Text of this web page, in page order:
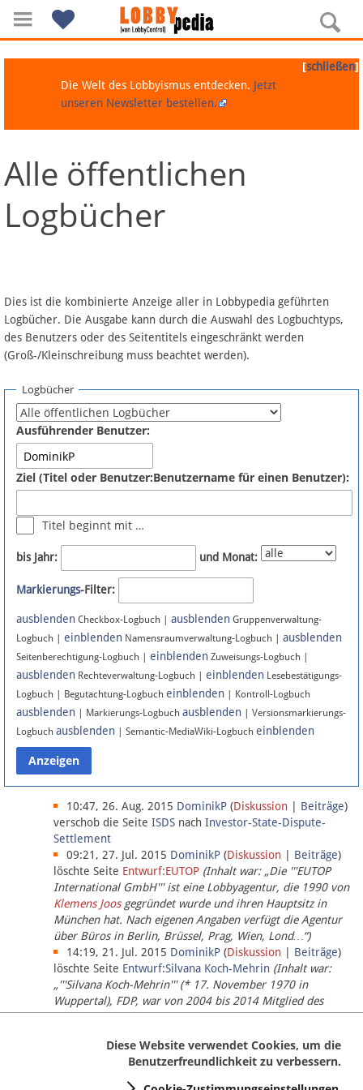
Navigation
Über Lobbypedia
Artikel nach Kategorien
FAQ
Fördermitglied werden
Fehler melden
Newsletter
Bluesky
Facebook
Instagram
Anmelden
Datenschutz
Über Lobbypedia
Impressum
[schließen]
Die Welt des Lobbyismus entdecken. Jetzt
unseren Newsletter bestellen.
Alle öffentlichen
Logbücher
Dies ist die kombinierte Anzeige aller in Lobbypedia geführten
Logbücher. Die Ausgabe kann durch die Auswahl des Logbuchtyps,
des Benutzers oder des Seitentitels eingeschränkt werden
(Groß-/Kleinschreibung muss beachtet werden).
Logbücher
Ausführender Benutzer:
Ziel (Titel oder Benutzer:Benutzername für einen Benutzer):
Titel beginnt mit …
bis Jahr: und Monat:
Markierungs-Filter:
ausblenden Checkbox-Logbuch | ausblenden Gruppenverwaltung-
Logbuch | einblenden Namensraumverwaltung-Logbuch | ausblenden
Seitenberechtigung-Logbuch | einblenden Zuweisungs-Logbuch |
ausblenden Rechteverwaltung-Logbuch | einblenden Lesebestätigungs-
Logbuch | Begutachtung-Logbuch einblenden | Kontroll-Logbuch
ausblenden | Markierungs-Logbuch ausblenden | Versionsmarkierungs-
Logbuch ausblenden | Semantic-MediaWiki-Logbuch einblenden
10:47, 26. Aug. 2015 DominikP (Diskussion Beiträge)
verschob die Seite ISDS nach Investor-State-Dispute-
Settlement
09:21, 27. Jul. 2015 DominikP (Diskussion Beiträge)
löschte Seite Entwurf:EUTOP (Inhalt war: „Die '''EUTOP
International GmbH''' ist eine Lobbyagentur, die 1990 von
Klemens Joosgegründet wurde und ihren Hauptsitz in
München hat. Nach eigenen Angaben verfügt die Agentur
über Büros in Berlin, Brüssel, Prag, Wien, Lond…“)
14:19, 21. Jul. 2015 DominikP (Diskussion Beiträge)
löschte Seite Entwurf:Silvana Koch-Mehrin (Inhalt war:
„'''Silvana Koch-Mehrin''' (* 17. November 1970 in
Wuppertal), FDP, war von 2004 bis 2014 Mitglied des
Europäischen Parlaments, seit November 2014 ist sie für
Diese Website verwendet Cookies, um die
Benutzerfreundlichkeit zu verbessern.